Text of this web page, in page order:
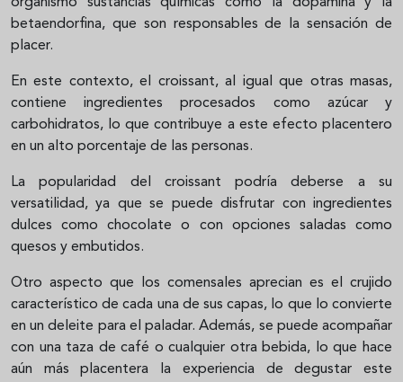
betaendorfina, que son responsables de la sensación de
placer.
En este contexto, el croissant, al igual que otras masas,
contiene ingredientes procesados como azúcar y
carbohidratos, lo que contribuye a este efecto placentero
en un alto porcentaje de las personas.
La popularidad del croissant podría deberse a su
versatilidad, ya que se puede disfrutar con ingredientes
dulces como chocolate o con opciones saladas como
quesos y embutidos.
Otro aspecto que los comensales aprecian es el crujido
característico de cada una de sus capas, lo que lo convierte
en un deleite para el paladar. Además, se puede acompañar
con una taza de café o cualquier otra bebida, lo que hace
aún más placentera la experiencia de degustar este